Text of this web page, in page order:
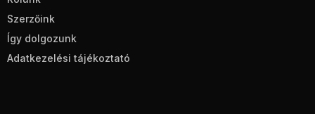
Szerzőink
Így dolgozunk
Adatkezelési tájékoztató